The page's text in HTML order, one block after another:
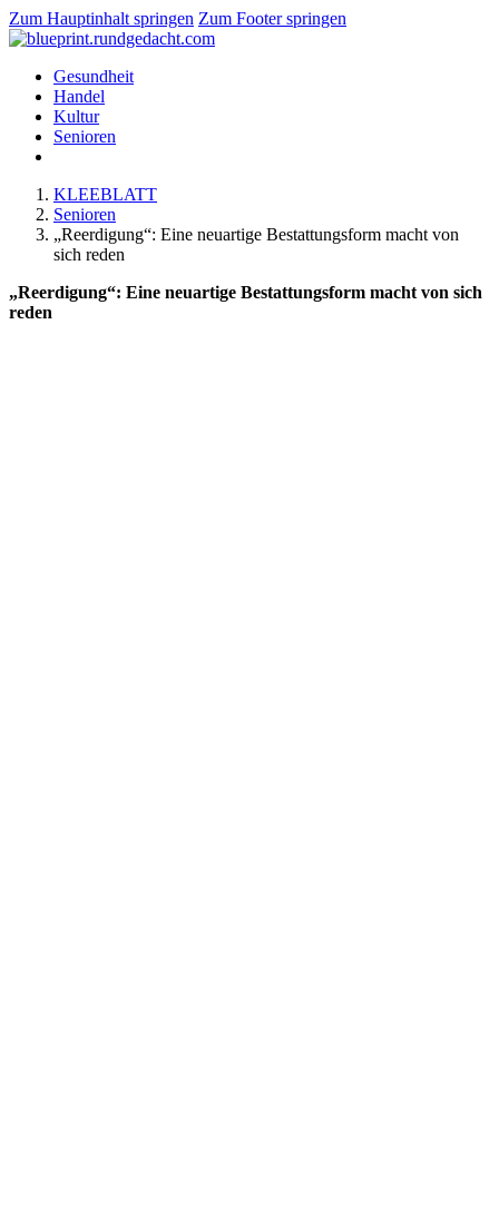
Zum Hauptinhalt springen Zum Footer springen
Gesundheit
Handel
Kultur
Senioren
KLEEBLATT
Senioren
„Reerdigung“: Eine neuartige Bestattungsform macht von
sich reden
„Reerdigung“: Eine neuartige Bestattungsform macht von sich
reden